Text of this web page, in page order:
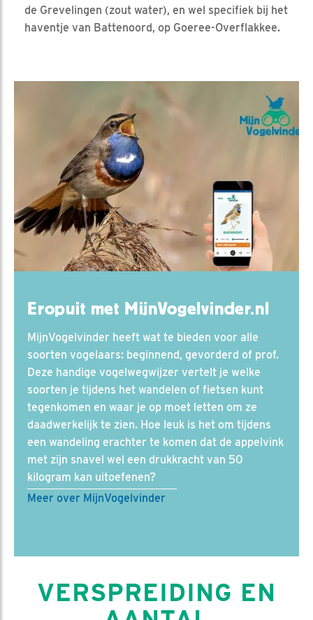
de Grevelingen (zout water), en wel specifiek bij het
haventje van Battenoord, op Goeree-Overflakkee.
Eropuit met MijnVogelvinder.nl
MijnVogelvinder heeft wat te bieden voor alle
soorten vogelaars: beginnend, gevorderd of prof.
Deze handige vogelwegwijzer vertelt je welke
soorten je tijdens het wandelen of fietsen kunt
tegenkomen en waar je op moet letten om ze
daadwerkelijk te zien. Hoe leuk is het om tijdens
een wandeling erachter te komen dat de appelvink
met zijn snavel wel een drukkracht van 50
kilogram kan uitoefenen?
Meer over MijnVogelvinder
VERSPREIDING EN